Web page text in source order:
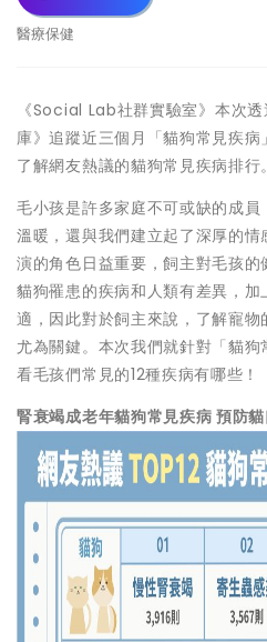
醫療保健
《Social Lab社群實驗室》本次
庫》追蹤近三個月「貓狗常見疾
了解網友熱議的貓狗常見疾病排行。
毛小孩是許多家庭不可或缺的成
溫暖，還與我們建立起了深厚的
演的角色日益重要，飼主對毛孩
貓狗罹患的疾病和人類有差異，
適，因此對於飼主來說，了解寵
尤為關鍵。本次我們就針對「貓
看毛孩們常見的12種疾病有哪些！
腎衰竭成老年貓狗常見疾病 預防